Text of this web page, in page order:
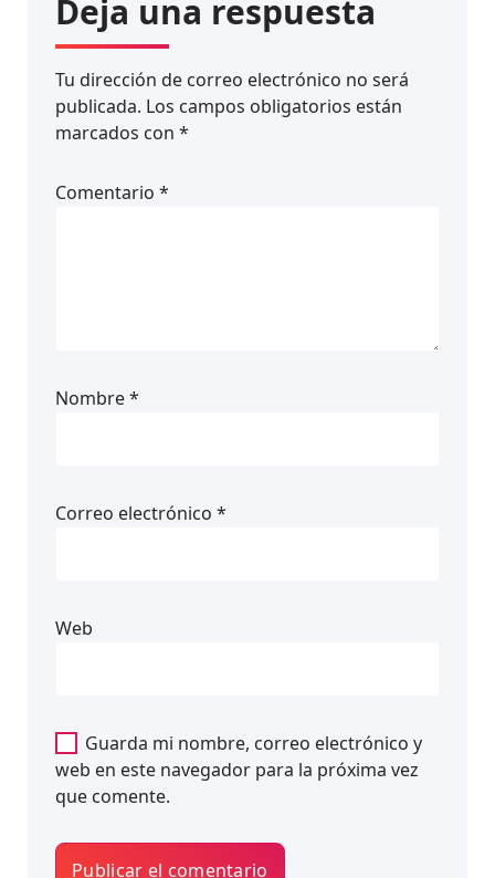
Deja una respuesta
Tu dirección de correo electrónico no será
publicada. Los campos obligatorios están
marcados con *
Comentario *
Nombre*
Correo electrónico *
Web
Guarda mi nombre, correo electrónico y
web en este navegador para la próxima vez
que comente.